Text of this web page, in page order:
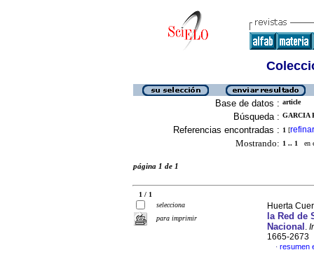
Base de datos : article
Búsqueda : GARCIA
Referencias encontradas : 1 [refinar
Mostrando: 1 .. 1 en
página 1 de 1
1 / 1
selecciona
para imprimir
Huerta
la Red de
Nacional .
1665-2673
· resumen